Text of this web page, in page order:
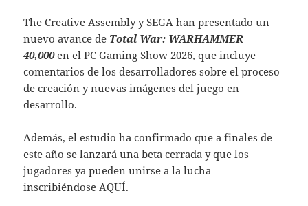
The Creative Assembly y SEGA han presentado un
nuevo avance de Total War: WARHAMMER
40,000en el PC Gaming Show 2026, que incluye
comentarios de los desarrolladores sobre el proceso
de creación y nuevas imágenes del juego en
desarrollo.
Además, el estudio ha confirmado que a finales de
este año se lanzará una beta cerrada y que los
jugadores ya pueden unirse a la lucha
inscribiéndose AQUÍ.